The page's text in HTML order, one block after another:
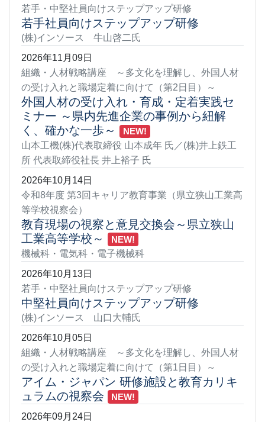
若手・中堅社員向けステップアップ研修
若手社員向けステップアップ研修
(株)インソース 牛山啓二氏
2026年11月09日
組織・人材戦略講座 ～多文化を理解し、外国人材
の受け入れと職場定着に向けて（第2日目）～
外国人材の受け入れ・育成・定着実践セ
ミナー ～県内先進企業の事例から紐解
く、確かな一歩～
NEW!
山本工機(株)代表取締役 山本成年 氏／(株)井上鉄工
所 代表取締役社長 井上裕子 氏
2026年10月14日
令和8年度 第3回キャリア教育事業（県立狭山工業高
等学校視察会）
教育現場の視察と意見交換会～県立狭山
工業高等学校～
NEW!
機械科・電気科・電子機械科
2026年10月13日
若手・中堅社員向けステップアップ研修
中堅社員向けステップアップ研修
(株)インソース 山口大輔氏
2026年10月05日
組織・人材戦略講座 ～多文化を理解し、外国人材
の受け入れと職場定着に向けて（第1日目）～
アイム・ジャパン 研修施設と教育カリキ
ュラムの視察会
NEW!
2026年09月24日